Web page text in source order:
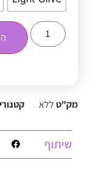
מק"טללא
שיתוף